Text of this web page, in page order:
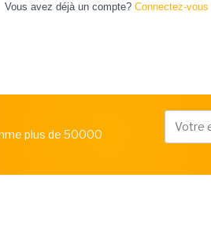
Vous avez déjà un compte? Connectez-vous
plus de 50000